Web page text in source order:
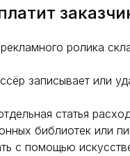
ролика
записывает или
статья
библиотек или
с помощью